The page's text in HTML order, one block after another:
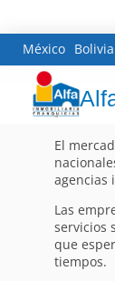
México Bolivia
El
agencias
Las
servicios
que
tiempos.